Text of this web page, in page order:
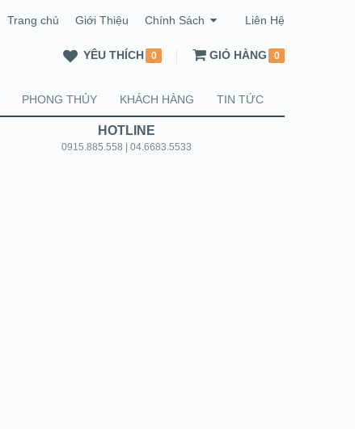
Trang chủ Giới Thiệu Chính Sách Liên Hệ
YÊU THÍCH 0 GIỎ HÀNG 0
PHONG THỦY KHÁCH HÀNG TIN TỨC
HOTLINE
0915.885.558 | 04.6683.5533